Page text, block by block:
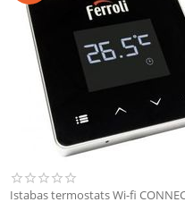
Istabas termostats Wi-fi